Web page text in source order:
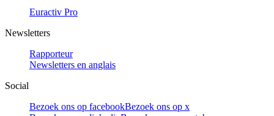
Euractiv Pro
Newsletters
Rapporteur
Newsletters en anglais
Social
Bezoek ons op facebookBezoek ons op x